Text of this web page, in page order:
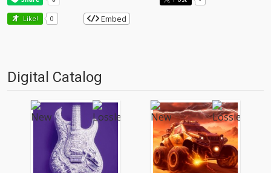
Like! 0 Embed
Digital Catalog